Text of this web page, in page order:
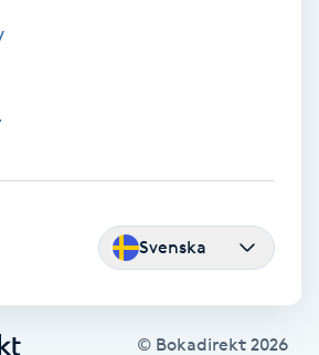
Svenska
© Bokadirekt 2026